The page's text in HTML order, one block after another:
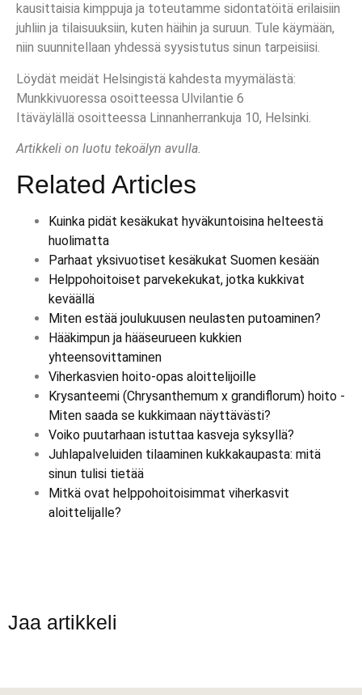
kausittaisia kimppuja ja toteutamme sidontatöitä erilaisiin
juhliin ja tilaisuuksiin, kuten häihin ja suruun. Tule käymään,
niin suunnitellaan yhdessä syysistutus sinun tarpeisiisi.
Löydät meidät Helsingistä kahdesta myymälästä:
Munkkivuoressa osoitteessa Ulvilantie 6
Itäväylällä osoitteessa Linnanherrankuja 10, Helsinki.
Artikkeli on luotu tekoälyn avulla.
Related Articles
Kuinka pidät kesäkukat hyväkuntoisina helteestä
huolimatta
Parhaat yksivuotiset kesäkukat Suomen kesään
Helppohoitoiset parvekekukat, jotka kukkivat
keväällä
Miten estää joulukuusen neulasten putoaminen?
Hääkimpun ja hääseurueen kukkien
yhteensovittaminen
Viherkasvien hoito-opas aloittelijoille
Krysanteemi (Chrysanthemum x grandiflorum) hoito -
Miten saada se kukkimaan näyttävästi?
Voiko puutarhaan istuttaa kasveja syksyllä?
Juhlapalveluiden tilaaminen kukkakaupasta: mitä
sinun tulisi tietää
Mitkä ovat helppohoitoisimmat viherkasvit
aloittelijalle?
Jaa artikkeli